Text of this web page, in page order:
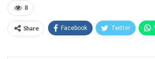
8
Share Facebook Twitter